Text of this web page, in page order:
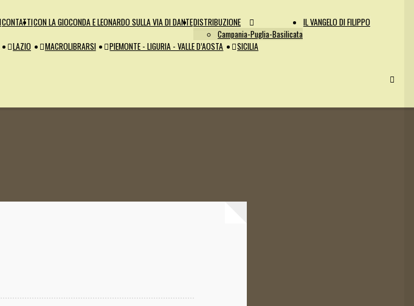
CONTATTICON LA GIOCONDA E LEONARDO SULLA VIA DI DANTEDISTRIBUZIONE
Campania-Puglia-Basilicata
IL VANGELO DI FILIPPO
LAZIO MACROLIBRARSI PIEMONTE - LIGURIA - VALLE D’AOSTA SICILIA